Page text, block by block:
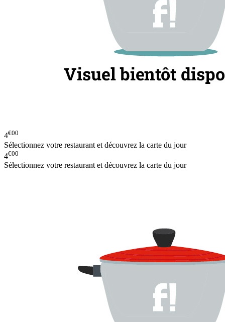
4€00
Sélectionnez votre restaurant et découvrez la carte du jour
4€00
Sélectionnez votre restaurant et découvrez la carte du jour